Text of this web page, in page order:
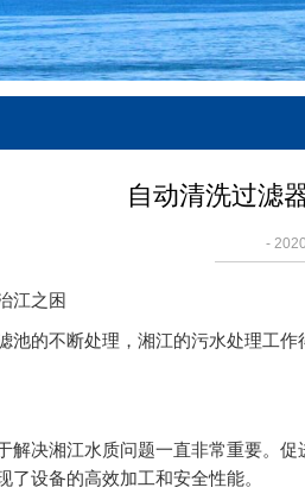
自动清洗过滤
-
江之困
池的不断处理，湘江的污水处理工
解决湘江水质问题一直非常重要。
了设备的高效加工和安全性能。